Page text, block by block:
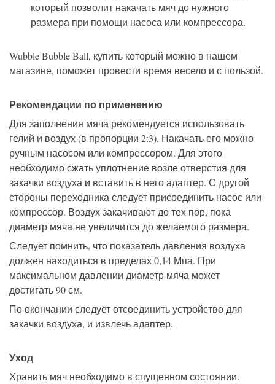
который позволит накачать мяч до нужного
размера при помощи насоса или компрессора.
Wubble Bubble Ball, купить который можно в нашем
магазине, поможет провести время весело и с пользой.
Рекомендации по применению
Для заполнения мяча рекомендуется использовать
гелий и воздух (в пропорции 2:3). Накачать его можно
ручным насосом или компрессором. Для этого
необходимо сжать уплотнение возле отверстия для
закачки воздуха и вставить в него адаптер. С другой
стороны переходника следует присоединить насос или
компрессор. Воздух закачивают до тех пор, пока
диаметр мяча не увеличится до желаемого размера.
Следует помнить, что показатель давления воздуха
должен находиться в пределах 0,14 Мпа. При
максимальном давлении диаметр мяча может
достигать 90 см.
По окончании следует отсоединить устройство для
закачки воздуха, и извлечь адаптер.
Уход
Хранить мяч необходимо в спущенном состоянии.